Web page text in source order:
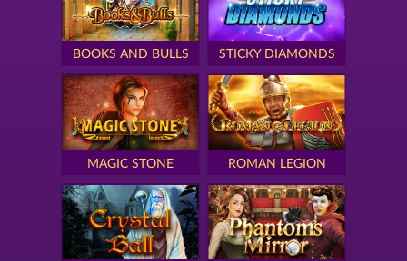
BOOKS AND BULLS STICKY DIAMONDS
MAGIC STONE ROMAN LEGION